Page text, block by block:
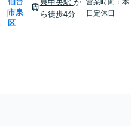
|市泉
区
泉中央駅 か
ら徒歩4分
営業時間：本
日定休日